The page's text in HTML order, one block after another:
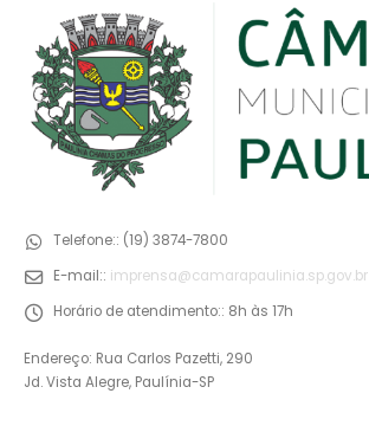
Telefone:: (19) 3874-7800
E-mail:: imprensa@camarapaulinia.sp.gov.br
Horário de atendimento:: 8h às 17h
Endereço: Rua Carlos Pazetti, 290
Jd. Vista Alegre, Paulínia-SP